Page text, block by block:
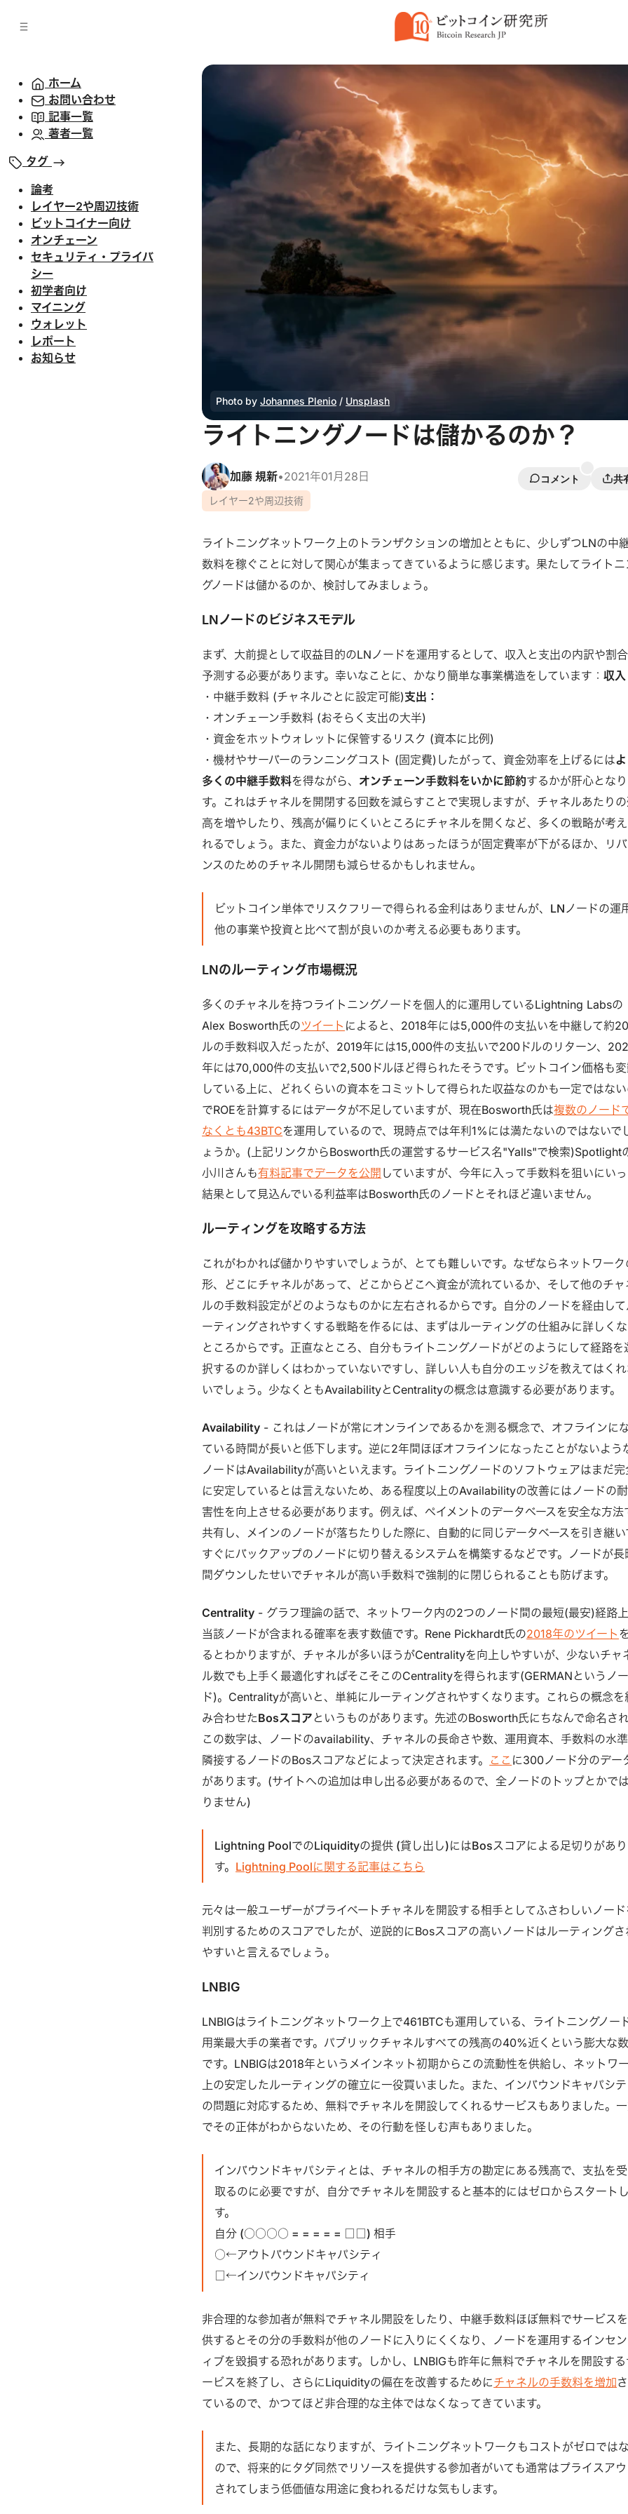
ホーム
お問い合わせ
記事一覧
著者一覧
タグ
論考
レイヤー2や周辺技術
ビットコイナー向け
オンチェーン
セキュリティ・プライバ
シー
初学者向け
マイニング
ウォレット
レポート
お知らせ
Photo byJohannes Plenio / Unsplash
ライトニングノードは儲かるのか？
加藤 規新•2021年01月28日 コメント
共
レイヤー2や周辺技術
ライトニングネットワーク上のトランザクションの増加とともに、少しずつLNの中
数料を稼ぐことに対して関心が集まってきているように感じます。果たしてライトニ
グノードは儲かるのか、検討してみましょう。
LNノードのビジネスモデル
まず、大前提として収益目的のLNノードを運用するとして、収入と支出の内訳や割
予測する必要があります。幸いなことに、かなり簡単な事業構造をしています：収入
・中継手数料 (チャネルごとに設定可能)支出：
・オンチェーン手数料 (おそらく支出の大半)
・資金をホットウォレットに保管するリスク (資本に比例)
・機材やサーバーのランニングコスト (固定費)したがって、資金効率を上げるには
多くの中継手数料を得ながら、 オンチェーン手数料をいかに節約するかが肝心とな
す。これはチャネルを開閉する回数を減らすことで実現しますが、チャネルあたり
高を増やしたり、残高が偏りにくいところにチャネルを開くなど、多くの戦略が考
れるでしょう。また、資金力がないよりはあったほうが固定費率が下がるほか、リ
ンスのためのチャネル開閉も減らせるかもしれません。
ビットコイン単体でリスクフリーで得られる金利はありませんが、LNノードの運
他の事業や投資と比べて割が良いのか考える必要もあります。
LNのルーティング市場概況
多くのチャネルを持つライトニングノードを個人的に運用しているLightning Labsの
Alex Bosworth氏のツイート によると、2018年には5,000件の支払いを中継して約
ルの手数料収入だったが、2019年には15,000件の支払いで200ドルのリターン、
年には70,000件の支払いで2,500ドルほど得られたそうです。ビットコイン価格も
している上に、どれくらいの資本をコミットして得られた収益なのかも一定ではな
でROEを計算するにはデータが不足していますが、現在Bosworth氏は複数のノード
なくとも43BTCを運用しているので、現時点では年利1%には満たないのではないで
ょうか。(上記リンクからBosworth氏の運営するサービス名"Yalls"で検索)Spotlight
小川さんも有料記事でデータを公開 していますが、今年に入って手数料を狙いにい
結果として見込んでいる利益率はBosworth氏のノードとそれほど違いません。
ルーティングを攻略する方法
これがわかれば儲かりやすいでしょうが、とても難しいです。なぜならネットワーク
形、どこにチャネルがあって、どこからどこへ資金が流れているか、そして他のチャ
ルの手数料設定がどのようなものかに左右されるからです。自分のノードを経由して
ーティングされやすくする戦略を作るには、まずはルーティングの仕組みに詳しく
ところからです。正直なところ、自分もライトニングノードがどのようにして経路を
択するのか詳しくはわかっていないですし、詳しい人も自分のエッジを教えてはく
いでしょう。少なくともAvailabilityとCentralityの概念は意識する必要があります。
Availability - これはノードが常にオンラインであるかを測る概念で、オフラインに
ている時間が長いと低下します。逆に2年間ほぼオフラインになったことがないよう
ノードはAvailabilityが高いといえます。ライトニングノードのソフトウェアはまだ完
に安定しているとは言えないため、ある程度以上のAvailabilityの改善にはノードの
害性を向上させる必要があります。例えば、ペイメントのデータベースを安全な方法
共有し、メインのノードが落ちたりした際に、自動的に同じデータベースを引き継い
すぐにバックアップのノードに切り替えるシステムを構築するなどです。ノードが長
間ダウンしたせいでチャネルが高い手数料で強制的に閉じられることも防げます。
Centrality - グラフ理論の話で、ネットワーク内の2つのノード間の最短(最安)経路
当該ノードが含まれる確率を表す数値です。Rene Pickhardt氏の2018年のツイート
るとわかりますが、チャネルが多いほうがCentralityを向上しやすいが、少ないチャ
ル数でも上手く最適化すればそこそこのCentralityを得られます(GERMANというノー
ド)。Centralityが高いと、単純にルーティングされやすくなります。これらの概念を
み合わせたBosスコア というものがあります。先述のBosworth氏にちなんで命名さ
この数字は、ノードのavailability、チャネルの長命さや数、運用資本、手数料の水準
隣接するノードのBosスコアなどによって決定されます。
ここ に300ノード分のデー
があります。(サイトへの追加は申し出る必要があるので、全ノードのトップとかで
りません)
Lightning PoolでのLiquidityの提供 (貸し出し)にはBosスコアによる足切りがあり
す。 Lightning Poolに関する記事はこちら
元々は一般ユーザーがプライベートチャネルを開設する相手としてふさわしいノード
判別するためのスコアでしたが、逆説的にBosスコアの高いノードはルーティングさ
やすいと言えるでしょう。
LNBIG
LNBIGはライトニングネットワーク上で461BTCも運用している、ライトニングノー
用業最大手の業者です。パブリックチャネルすべての残高の40%近くという膨大な
です。LNBIGは2018年というメインネット初期からこの流動性を供給し、ネットワ
上の安定したルーティングの確立に一役買いました。また、インバウンドキャパシテ
の問題に対応するため、無料でチャネルを開設してくれるサービスもありました。
でその正体がわからないため、その行動を怪しむ声もありました。
インバウンドキャパシティとは、チャネルの相手方の勘定にある残高で、支払を
取るのに必要ですが、自分でチャネルを開設すると基本的にはゼロからスタート
す。
自分 (○○○○ = = = = = □□) 相手
○←アウトバウンドキャパシティ
□←インバウンドキャパシティ
非合理的な参加者が無料でチャネル開設をしたり、中継手数料ほぼ無料でサービス
供するとその分の手数料が他のノードに入りにくくなり、ノードを運用するインセ
ィブを毀損する恐れがあります。しかし、LNBIGも昨年に無料でチャネルを開設する
ービスを終了し、さらにLiquidityの偏在を改善するためにチャネルの手数料を増加
ているので、かつてほど非合理的な主体ではなくなってきています。
また、長期的な話になりますが、ライトニングネットワークもコストがゼロでは
ので、将来的にタダ同然でリソースを提供する参加者がいても通常はプライスアウ
されてしまう低価値な用途に食われるだけな気もします。